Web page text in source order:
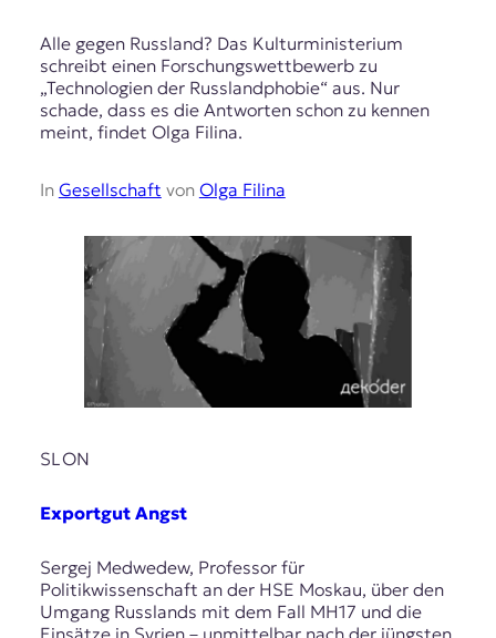
Alle gegen Russland? Das Kulturministerium
schreibt einen Forschungswettbewerb zu
„Technologien der Russlandphobie“ aus. Nur
schade, dass es die Antworten schon zu kennen
meint, findet Olga Filina.
In Gesellschaft von Olga Filina
SLON
Exportgut Angst
Sergej Medwedew, Professor für
Politikwissenschaft an der HSE Moskau, über den
Umgang Russlands mit dem Fall MH17 und die